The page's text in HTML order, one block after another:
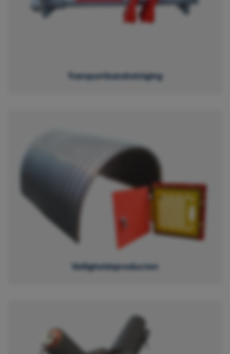
Transportbandreiniging
Veiligheidsproducten